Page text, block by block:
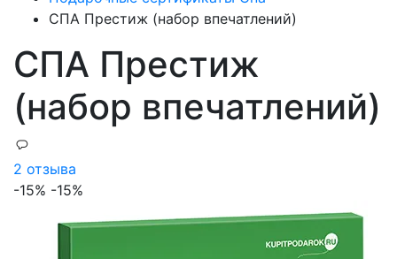
СПА Престиж (набор впечатлений)
СПА Престиж
(набор впечатлений)
2 отзыва
-15% -15%